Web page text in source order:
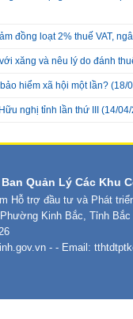
đồng loạt 2% thuế VAT,
xăng và nêu lý do đánh
hiểm xã hội một lần? (18/
nghị tỉnh lần thứ III (14/
Quản Lý Các Khu
Hỗ trợ đầu tư và Phát
Kinh Bắc, Tỉnh Bắc
- - Email: